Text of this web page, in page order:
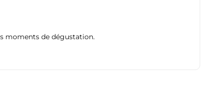
moments de dégustation.